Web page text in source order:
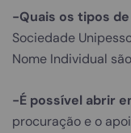
-Quais os tipos
Sociedade
Nome Individual
-É possível abrir
procuração e o